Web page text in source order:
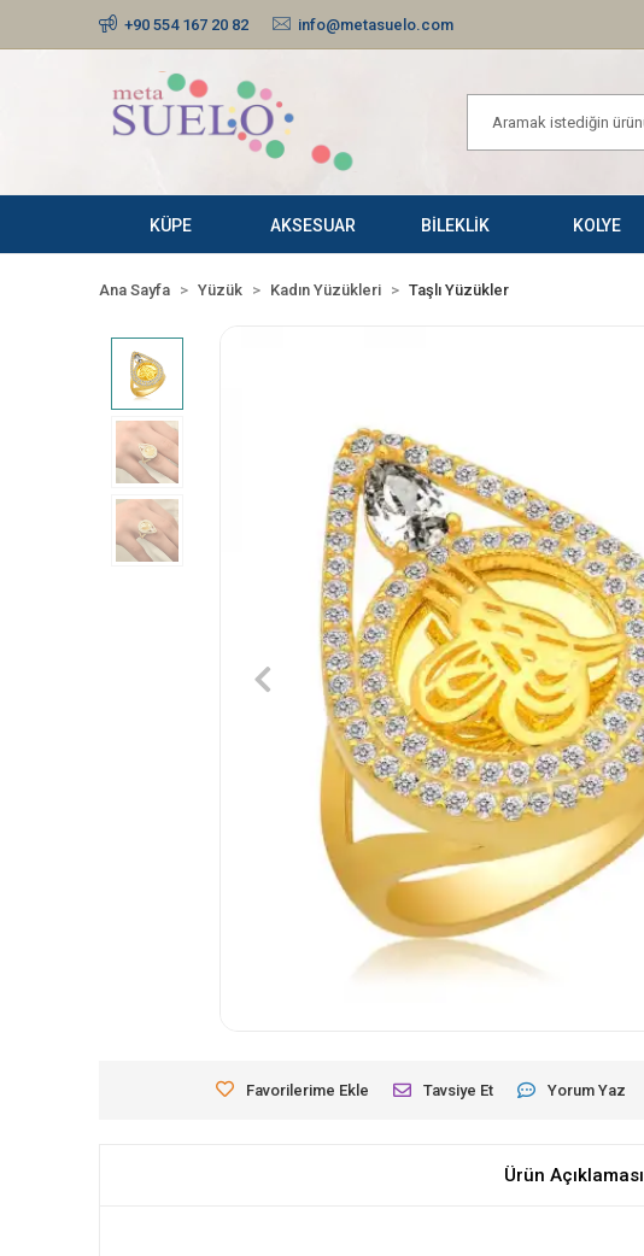
+90 554 167 20 82 info@metasuelo.com
KÜPE AKSESUAR BİLEKLİK KOLYE
Ana Sayfa Yüzük Kadın Yüzükleri Taşlı Yüzükler
Favorilerime Ekle Tavsiye Et Yorum Yaz
Ürün Açıklaması